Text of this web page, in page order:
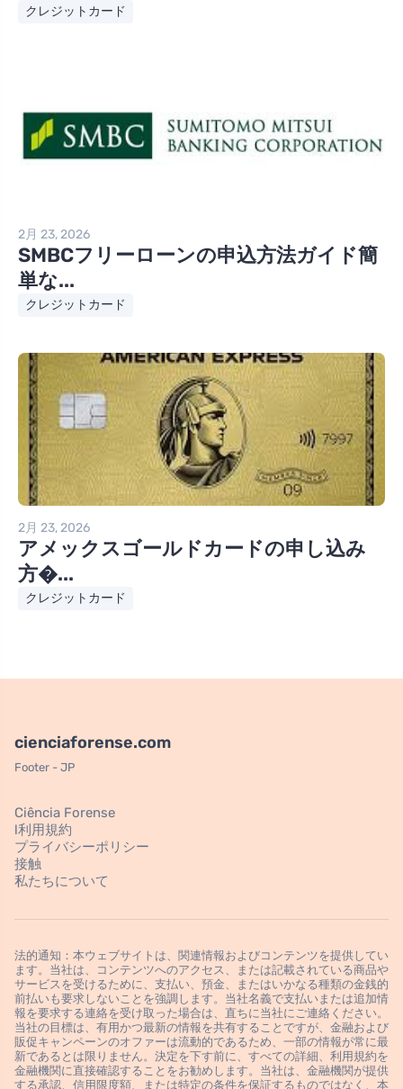
クレジットカード
2月 23, 2026
SMBCフリーローンの申込方法ガイド簡
単な...
クレジットカード
2月 23, 2026
アメックスゴールドカードの申し込み
方�...
クレジットカード
cienciaforense.com
Footer - JP
Ciência Forense
l利用規約
プライバシーポリシー
接触
私たちについて
法的通知：本ウェブサイトは、関連情報およびコンテンツを提供してい
ます。当社は、コンテンツへのアクセス、または記載されている商品や
サービスを受けるために、支払い、預金、またはいかなる種類の金銭的
前払いも要求しないことを強調します。当社名義で支払いまたは追加情
報を要求する連絡を受け取った場合は、直ちに当社にご連絡ください。
当社の目標は、有用かつ最新の情報を共有することですが、金融および
販促キャンペーンのオファーは流動的であるため、一部の情報が常に最
新であるとは限りません。決定を下す前に、すべての詳細、利用規約を
金融機関に直接確認することをお勧めします。当社は、金融機関が提供
する承認、信用限度額、または特定の条件を保証するものではなく、本